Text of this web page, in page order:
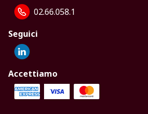
02.66.058.1
Seguici
Accettiamo